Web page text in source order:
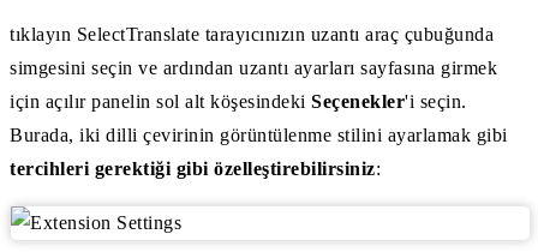
tıklayın SelectTranslate tarayıcınızın uzantı araç çubuğunda
simgesini seçin ve ardından uzantı ayarları sayfasına girmek
için açılır panelin sol alt köşesindeki Seçenekler'i seçin.
Burada, iki dilli çevirinin görüntülenme stilini ayarlamak gibi
tercihleri gerektiği gibi özelleştirebilirsiniz: